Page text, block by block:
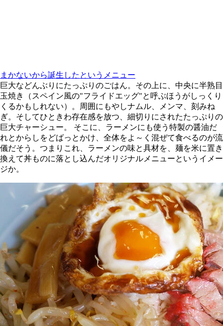
まかないから誕生したというメニュー
巨大などんぶりにたっぷりのごはん。その上に、中央に半熟目
玉焼き（スペイン風の"フライドエッグ"と呼ぶほうがしっくり
くるかもしれない）。周囲にもやしナムル、メンマ、刻みね
ぎ。そしてひときわ存在感を放つ、細切りにされたたっぷりの
巨大チャーシュー。 そこに、ラーメンにも使う特製の醤油だ
れとからしをどばっとかけ、全体をよ～く混ぜて食べるのが流
儀だそう。つまりこれ、ラーメンの味と具材を、麺を米に置き
換えて丼ものに落とし込んだオリジナルメニューというイメー
ジか。